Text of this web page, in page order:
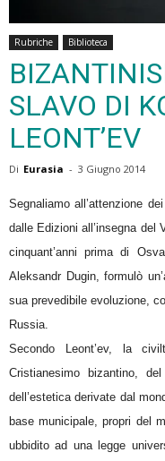
Rubriche Biblioteca
SLAVO DI
LEONT’EV
Di Eurasia - 3 Giugno 2014
Segnaliamo all’attenzione
dalle Edizioni all’insegna del
cinquant’anni prima di
Aleksandr Dugin, formulò
sua prevedibile evoluzione,
Russia.
Secondo Leont’ev, la
Cristianesimo bizantino,
dell’estetica derivate dal
base municipale, propri del
ubbidito ad una legge